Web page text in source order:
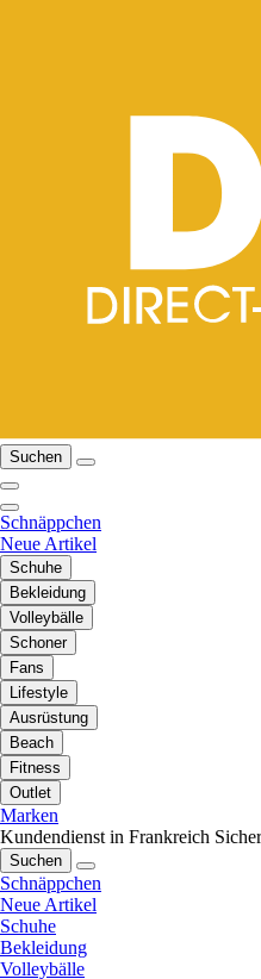
Suchen
Schnäppchen
Neue Artikel
Schuhe
Bekleidung
Volleybälle
Schoner
Fans
Lifestyle
Ausrüstung
Beach
Fitness
Outlet
Marken
Kundendienst in Frankreich
Suchen
Schnäppchen
Neue Artikel
Schuhe
Bekleidung
Volleybälle